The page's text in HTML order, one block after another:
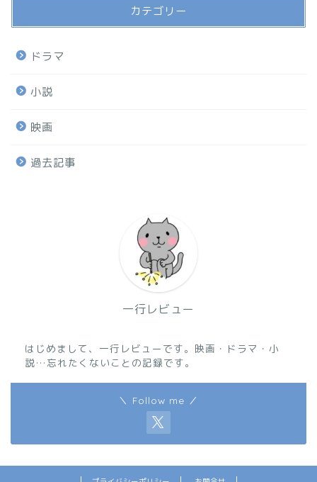
カテゴリー
ドラマ
小説
映画
過去記事
一行レビュー
はじめまして、一行レビューです。映画・ドラマ・小
説…忘れたくないことの記録です。
＼ Follow me ／